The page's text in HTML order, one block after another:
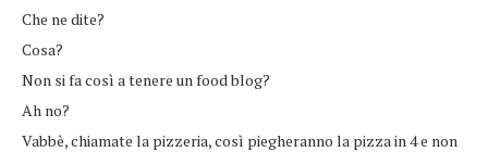
Che ne dite?
Cosa?
Non si fa così a tenere un food blog?
Ah no?
Vabbè, chiamate la pizzeria, così piegheranno la pizza in 4 e non